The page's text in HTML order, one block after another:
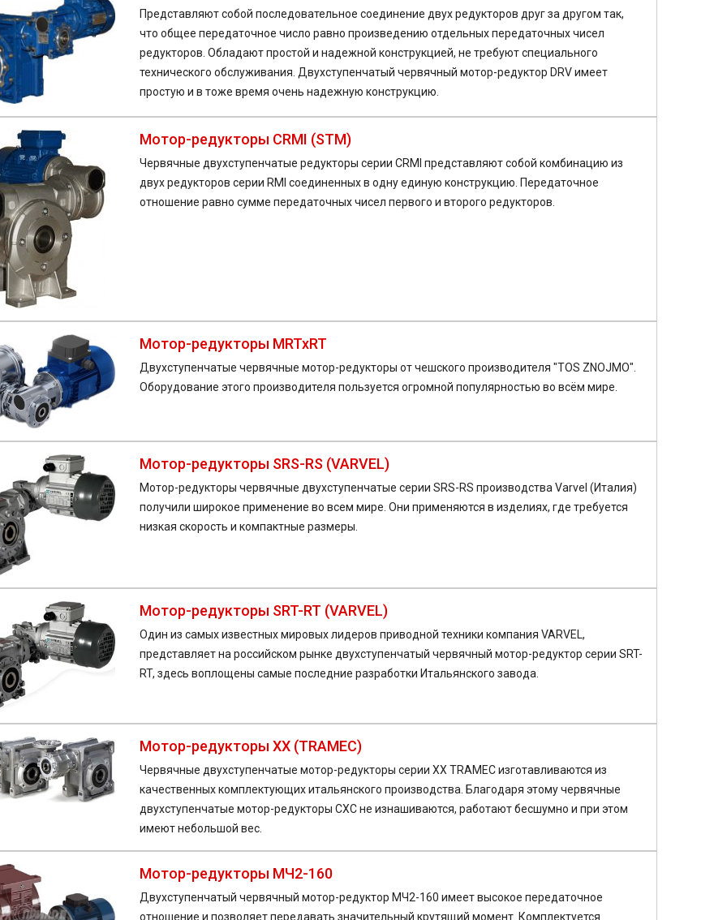
Представляют собой последовательное соединение двух редукторов друг за другом так,
что общее передаточное число равно произведению отдельных передаточных чисел
редукторов. Обладают простой и надежной конструкцией, не требуют специального
технического обслуживания. Двухступенчатый червячный мотор-редуктор DRV имеет
простую и в тоже время очень надежную конструкцию.
Мотор-редукторы CRMI (STM)
Червячные двухступенчатые редукторы серии CRMI представляют собой комбинацию из
двух редукторов серии RMI соединенных в одну единую конструкцию. Передаточное
отношение равно сумме передаточных чисел первого и второго редукторов.
Мотор-редукторы MRTxRT
Двухступенчатые червячные мотор-редукторы от чешского производителя "TOS ZNOJMO".
Оборудование этого производителя пользуется огромной популярностью во всём мире.
Мотор-редукторы SRS-RS (VARVEL)
Мотор-редукторы червячные двухступенчатые серии SRS-RS производства Varvel (Италия)
получили широкое применение во всем мире. Они применяются в изделиях, где требуется
низкая скорость и компактные размеры.
Мотор-редукторы SRT-RT (VARVEL)
Один из самых известных мировых лидеров приводной техники компания VARVEL,
представляет на российском рынке двухступенчатый червячный мотор-редуктор серии SRT-
RT, здесь воплощены самые последние разработки Итальянского завода.
Мотор-редукторы XX (TRAMEC)
Червячные двухступенчатые мотор-редукторы серии XX TRAMEC изготавливаются из
качественных комплектующих итальянского производства. Благодаря этому червячные
двухступенчатые мотор-редукторы CXC не изнашиваются, работают бесшумно и при этом
имеют небольшой вес.
Мотор-редукторы МЧ2-160
Двухступенчатый червячный мотор-редуктор МЧ2-160 имеет высокое передаточное
отношение и позволяет передавать значительный крутящий момент. Комплектуется